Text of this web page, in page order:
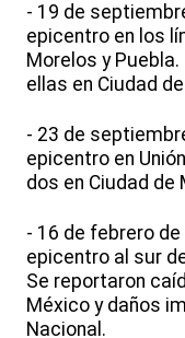
- 19 de
epicentro en los
Morelos y
ellas en Ciudad
- 23 de
epicentro en
dos en Ciudad de
- 16 de febrero
epicentro al sur
Se reportaron
México y daños
Nacional.